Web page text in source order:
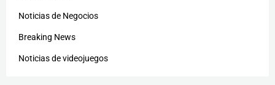
Noticias de Negocios
Breaking News
Noticias de videojuegos